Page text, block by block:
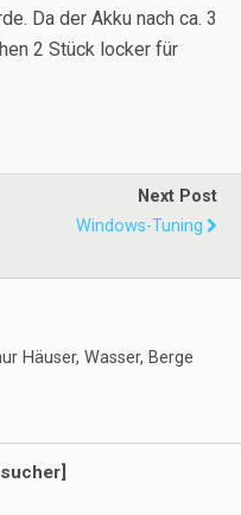
Da der Akku nach ca. 3
2 Stück locker für
Next Post
Windows-Tuning
Häuser, Wasser, Berge